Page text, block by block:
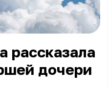
рассказала
дочери